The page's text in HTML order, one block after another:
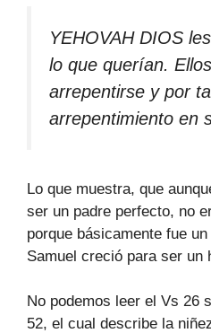
YEHOVAH DIOS
lo que querían.
arrepentirse y por
arrepentimiento en
Lo que muestra, que
ser un padre perfecto, no
porque básicamente fue
Samuel creció para ser un
No podemos leer el Vs 26
52, el cual describe la